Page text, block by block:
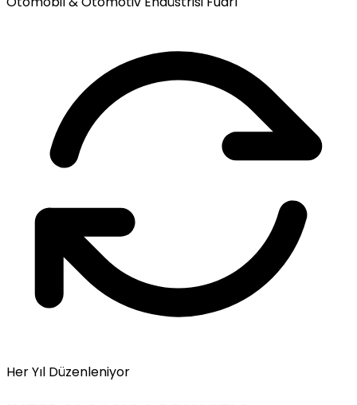
Her Yıl Düzenleniyor